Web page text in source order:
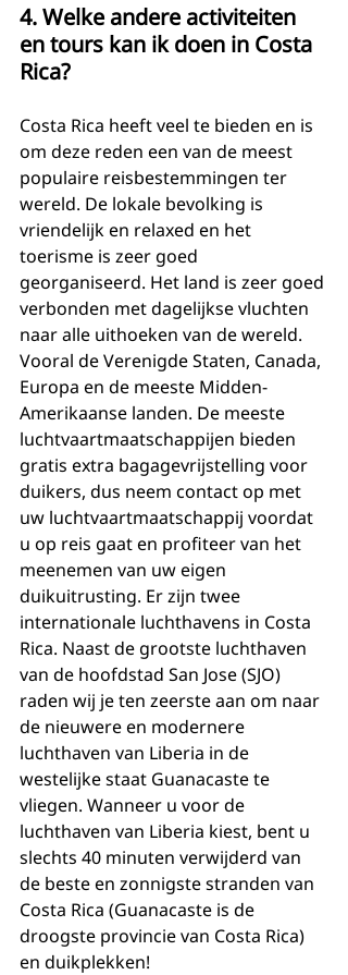
4. Welke andere activiteiten
en tours kan ik doen in Costa
Rica?
Costa Rica heeft veel te bieden en is
om deze reden een van de meest
populaire reisbestemmingen ter
wereld. De lokale bevolking is
vriendelijk en relaxed en het
toerisme is zeer goed
georganiseerd. Het land is zeer goed
verbonden met dagelijkse vluchten
naar alle uithoeken van de wereld.
Vooral de Verenigde Staten, Canada,
Europa en de meeste Midden-
Amerikaanse landen. De meeste
luchtvaartmaatschappijen bieden
gratis extra bagagevrijstelling voor
duikers, dus neem contact op met
uw luchtvaartmaatschappij voordat
u op reis gaat en profiteer van het
meenemen van uw eigen
duikuitrusting. Er zijn twee
internationale luchthavens in Costa
Rica. Naast de grootste luchthaven
van de hoofdstad San Jose (SJO)
raden wij je ten zeerste aan om naar
de nieuwere en modernere
luchthaven van Liberia in de
westelijke staat Guanacaste te
vliegen. Wanneer u voor de
luchthaven van Liberia kiest, bent u
slechts 40 minuten verwijderd van
de beste en zonnigste stranden van
Costa Rica (Guanacaste is de
droogste provincie van Costa Rica)
en duikplekken!